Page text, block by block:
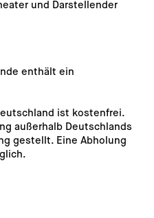
und Darstellender
enthält ein
ist kostenfrei.
außerhalb Deutschlands
gestellt. Eine Abholung